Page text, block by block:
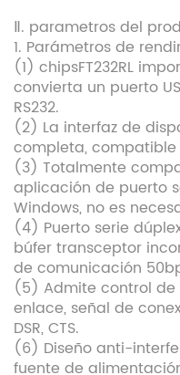
Ⅱ. parametros del
1. Parámetros de
(1) chipsFT232RL
convierta un puerto
RS232.
(2) La interfaz de
completa, compatible
(3) Totalmente
aplicación de puerto
Windows, no es
(4) Puerto serie
búfer transceptor
de comunicación
(5) Admite control
enlace, señal de
DSR, CTS.
(6) Diseño anti-
fuente de